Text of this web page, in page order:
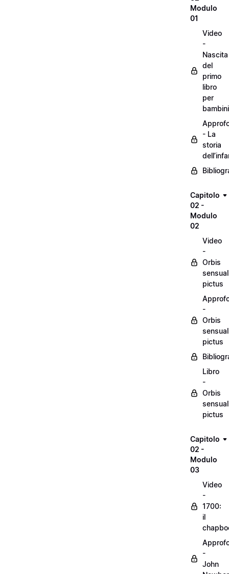
Modulo
01
Video
-
Nascita
del
primo
libro
per
bambini
- La
storia
Capitolo
02 -
Modulo
02
Video
-
Orbis
pictus
-
Orbis
pictus
Libro
-
Orbis
pictus
Capitolo
02 -
Modulo
03
Video
-
1700:
il
-
John